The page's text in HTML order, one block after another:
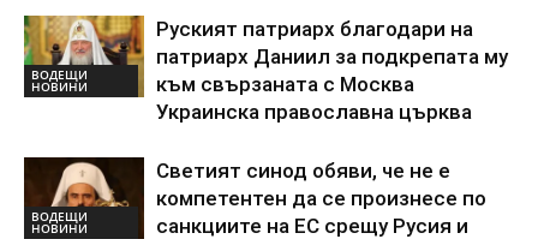
ВОДЕЩИ
НОВИНИ
Руският патриарх благодари на
патриарх Даниил за подкрепата му
към свързаната с Москва
Украинска православна църква
ВОДЕЩИ
НОВИНИ
Светият синод обяви, че не е
компетентен да се произнесе по
санкциите на ЕС срещу Русия и